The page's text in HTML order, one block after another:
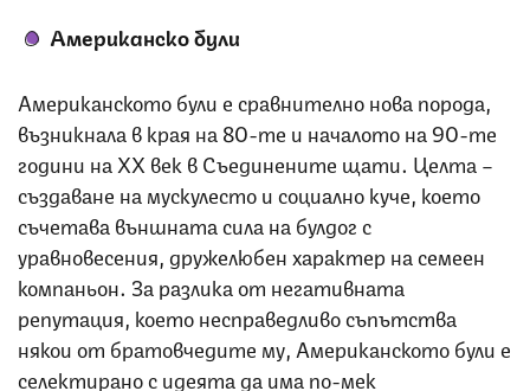
Американско були
Американското були е сравнително нова порода,
възникнала в края на 80-те и началото на 90-те
години на XX век в Съединените щати. Целта –
създаване на мускулесто и социално куче, което
съчетава външната сила на булдог с
уравновесения, дружелюбен характер на семеен
компаньон. За разлика от негативната
репутация, което несправедливо съпътства
някои от братовчедите му, Американското були е
селектирано с идеята да има по-мек